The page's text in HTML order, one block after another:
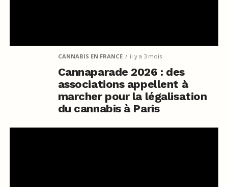
CANNABIS EN FRANCE il y a 3 mois
Cannaparade 2026 : des
associations appellent à
marcher pour la légalisation
du cannabis à Paris